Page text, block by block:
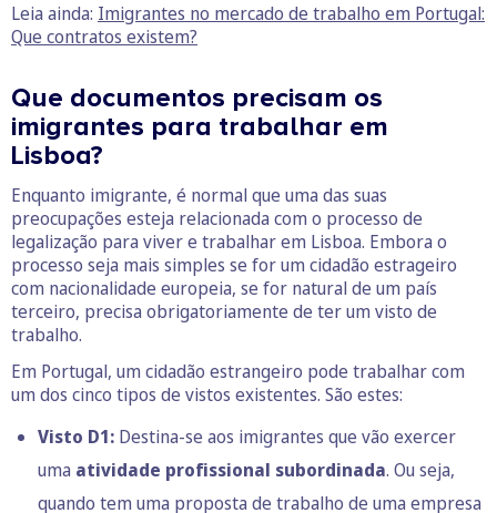
Leia ainda: Imigrantes no mercado de trabalho em Portugal:
Que contratos existem?
Que documentos precisam os
imigrantes para trabalhar em
Lisboa?
Enquanto imigrante, é normal que uma das suas
preocupações esteja relacionada com o processo de
legalização para viver e trabalhar em Lisboa. Embora o
processo seja mais simples se for um cidadão estrageiro
com nacionalidade europeia, se for natural de um país
terceiro, precisa obrigatoriamente de ter um visto de
trabalho.
Em Portugal, um cidadão estrangeiro pode trabalhar com
um dos cinco tipos de vistos existentes. São estes:
Visto D1: Destina-se aos imigrantes que vão exercer
uma atividade profissional subordinada. Ou seja,
quando tem uma proposta de trabalho de uma empresa